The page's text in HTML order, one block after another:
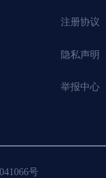
注册协议
隐私声明
举报中心
号